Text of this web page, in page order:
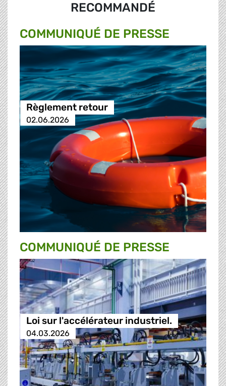
RECOMMANDÉ
COMMUNIQUÉ DE PRESSE
Règlement retour
02.06.2026
COMMUNIQUÉ DE PRESSE
Loi sur l'accélérateur industriel.
04.03.2026